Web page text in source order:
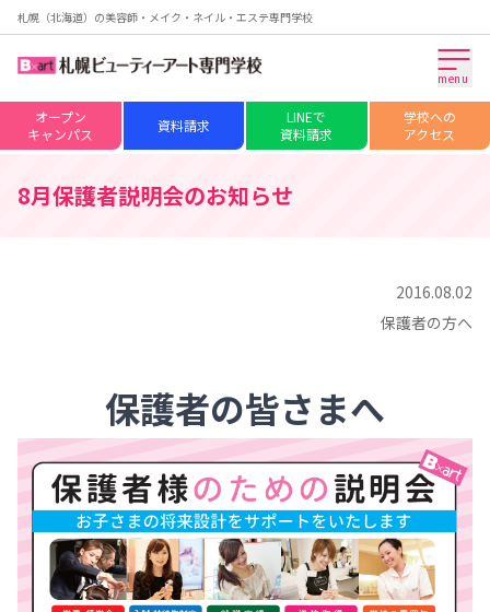
札幌（北海道）の美容師・メイク・ネイル・エステ専門学校
menu
オープン
キャンパス
資料請求
LINEで
資料請求
学校への
アクセス
8月保護者説明会のお知らせ
2016.08.02
保護者の方へ
保護者の皆さまへ